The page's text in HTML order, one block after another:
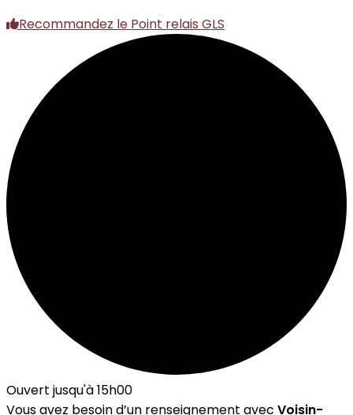
Recommandez le Point relais GLS
Ouvert jusqu'à 15h00
Vous avez besoin d’un renseignement avec Voisin-